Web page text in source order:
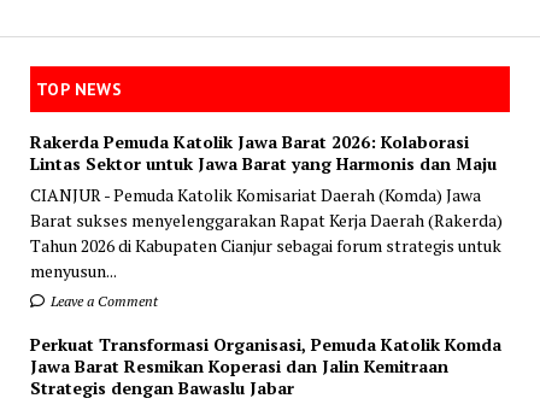
TOP NEWS
Rakerda Pemuda Katolik Jawa Barat 2026: Kolaborasi
Lintas Sektor untuk Jawa Barat yang Harmonis dan Maju
CIANJUR - Pemuda Katolik Komisariat Daerah (Komda) Jawa
Barat sukses menyelenggarakan Rapat Kerja Daerah (Rakerda)
Tahun 2026 di Kabupaten Cianjur sebagai forum strategis untuk
menyusun...
Leave a Comment
Perkuat Transformasi Organisasi, Pemuda Katolik Komda
Jawa Barat Resmikan Koperasi dan Jalin Kemitraan
Strategis dengan Bawaslu Jabar